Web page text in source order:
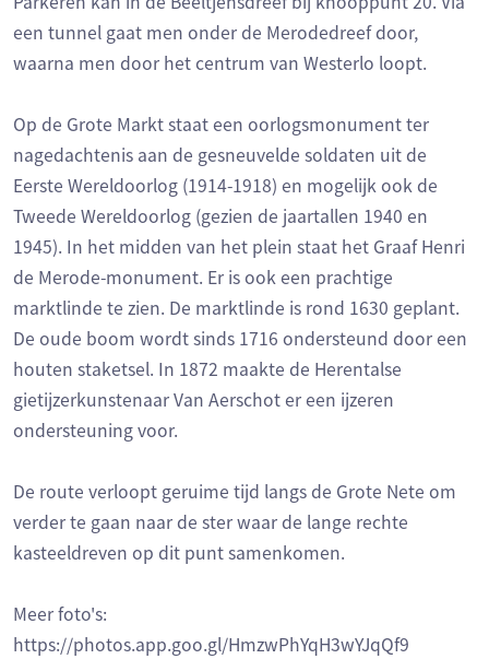
een tunnel gaat men onder de Merodedreef door,
waarna men door het centrum van Westerlo loopt.
Op de Grote Markt staat een oorlogsmonument ter
nagedachtenis aan de gesneuvelde soldaten uit de
Eerste Wereldoorlog (1914-1918) en mogelijk ook de
Tweede Wereldoorlog (gezien de jaartallen 1940 en
1945). In het midden van het plein staat het Graaf Henri
de Merode-monument. Er is ook een prachtige
marktlinde te zien. De marktlinde is rond 1630 geplant.
De oude boom wordt sinds 1716 ondersteund door een
houten staketsel. In 1872 maakte de Herentalse
gietijzerkunstenaar Van Aerschot er een ijzeren
ondersteuning voor.
De route verloopt geruime tijd langs de Grote Nete om
verder te gaan naar de ster waar de lange rechte
kasteeldreven op dit punt samenkomen.
Meer foto's:
https://photos.app.goo.gl/HmzwPhYqH3wYJqQf9